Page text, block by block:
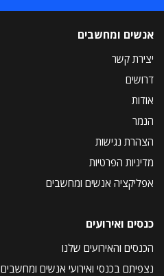
אנשים ומחשבים
יצירת קשר
דרושים
אודות
הנמר
הצהרת נגישות
מדיניות הפרטיות
אפליקציה אנשים ומחשבים
כנסים ואירועים
הכנסים והאירועים שלנו
נצפיתם בכנסי ואירועי אנשים ומחשבים